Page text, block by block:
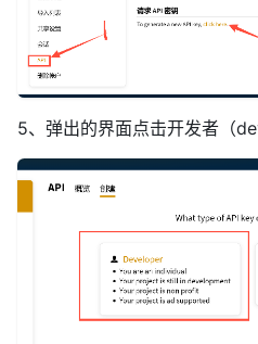
5、弹出的界面点击开发者（